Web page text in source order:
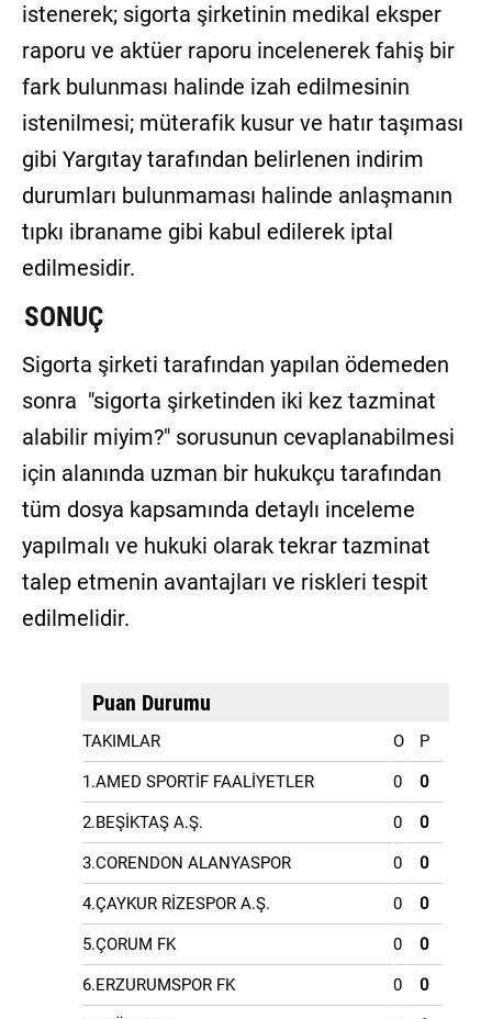
istenerek; sigorta şirketinin medikal eksper
raporu ve aktüer raporu incelenerek fahiş bir
fark bulunması halinde izah edilmesinin
istenilmesi; müterafik kusur ve hatır taşıması
gibi Yargıtay tarafından belirlenen indirim
durumları bulunmaması halinde anlaşmanın
tıpkı ibraname gibi kabul edilerek iptal
edilmesidir.
SONUÇ
Sigorta şirketi tarafından yapılan ödemeden
sonra "sigorta şirketinden iki kez tazminat
alabilir miyim?" sorusunun cevaplanabilmesi
için alanında uzman bir hukukçu tarafından
tüm dosya kapsamında detaylı inceleme
yapılmalı ve hukuki olarak tekrar tazminat
talep etmenin avantajları ve riskleri tespit
edilmelidir.
Puan Durumu
TAKIMLAR O P
1.AMED SPORTİF FAALİYETLER 0 0
2.BEŞİKTAŞ A.Ş. 0 0
3.CORENDON ALANYASPOR 0 0
4.ÇAYKUR RİZESPOR A.Ş. 0 0
5.ÇORUM FK 0 0
6.ERZURUMSPOR FK 0 0